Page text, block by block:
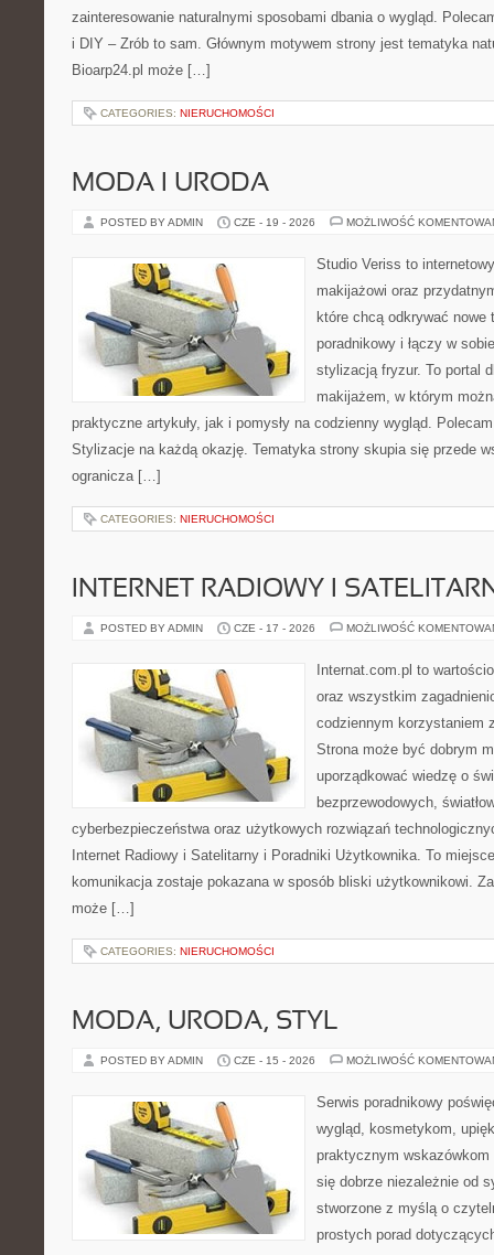
zainteresowanie naturalnymi sposobami dbania o wygląd.
i DIY – Zrób to sam. Głównym motywem strony jest tematyka
Bioarp24.pl może […]
CATEGORIES: NIERUCHOMOŚCI
MODA I URODA
POSTED BY ADMIN CZE - 19 - 2026 MOŻLIWOŚĆ
Studio Veriss to
makijażowi oraz
które chcą odkrywać nowe
poradnikowy i łączy w
stylizacją fryzur. To portal
makijażem, w którym
praktyczne artykuły, jak i pomysły na codzienny wygląd.
Stylizacje na każdą okazję. Tematyka strony skupia się przede
ogranicza […]
CATEGORIES: NIERUCHOMOŚCI
INTERNET RADIOWY I
POSTED BY ADMIN CZE - 17 - 2026 MOŻLIWOŚĆ
Internat.com.pl to
oraz wszystkim
codziennym korzystaniem
Strona może być dobrym
uporządkować wiedzę o
bezprzewodowych,
cyberbezpieczeństwa oraz użytkowych rozwiązań
Internet Radiowy i Satelitarny i Poradniki Użytkownika. To
komunikacja zostaje pokazana w sposób bliski użytkownikowi.
może […]
CATEGORIES: NIERUCHOMOŚCI
MODA, URODA, STYL
POSTED BY ADMIN CZE - 15 - 2026 MOŻLIWOŚĆ
Serwis poradnikowy
wygląd, kosmetykom,
praktycznym
się dobrze niezależnie od
stworzone z myślą o
prostych porad